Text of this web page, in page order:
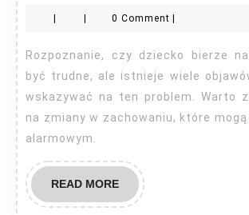
| | 0 Comment |
Rozpoznanie, czy dziecko bierze narkotyki, może
być trudne, ale istnieje wiele
wskazywać na ten problem. Warto
na zmiany w zachowaniu, które mogą
alarmowym.
READ MOREREAD
MORE